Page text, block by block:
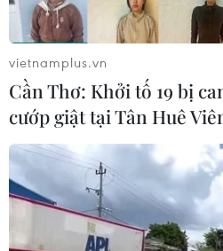
vietnamplus.vn
Cần Thơ: Khởi tố 19 bị
cướp giật tại Tân Huê